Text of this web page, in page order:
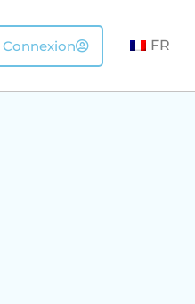
Connexion FR